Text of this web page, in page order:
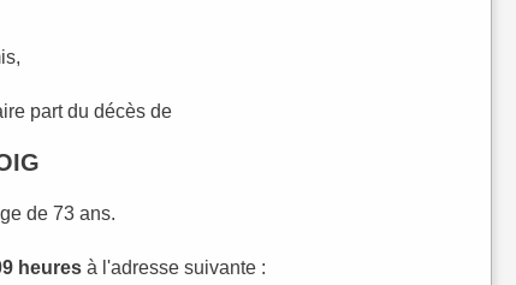
part du décès de
de 73 ans.
heures à l'adresse suivante :